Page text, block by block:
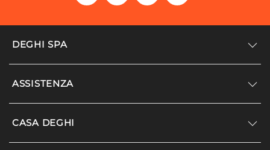
DEGHI SPA
Accedi/Registrati
ASSISTENZA
Supporto
CASA DEGHI